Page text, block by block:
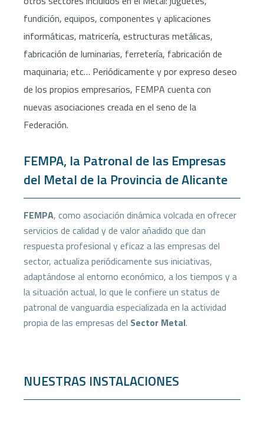
fundición, equipos, componentes y aplicaciones
informáticas, matricería, estructuras metálicas,
fabricación de luminarias, ferretería, fabricación de
maquinaria; etc… Periódicamente y por expreso deseo
de los propios empresarios, FEMPA cuenta con
nuevas asociaciones creada en el seno de la
Federación.
FEMPA, la Patronal de las Empresas
del Metal de la Provincia de Alicante
FEMPA, como asociación dinámica volcada en ofrecer
servicios de calidad y de valor añadido que dan
respuesta profesional y eficaz a las empresas del
sector, actualiza periódicamente sus iniciativas,
adaptándose al entorno económico, a los tiempos y a
la situación actual, lo que le confiere un status de
patronal de vanguardia especializada en la actividad
propia de las empresas del Sector Metal.
NUESTRAS INSTALACIONES